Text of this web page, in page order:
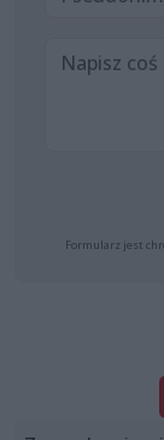
Formularz jest